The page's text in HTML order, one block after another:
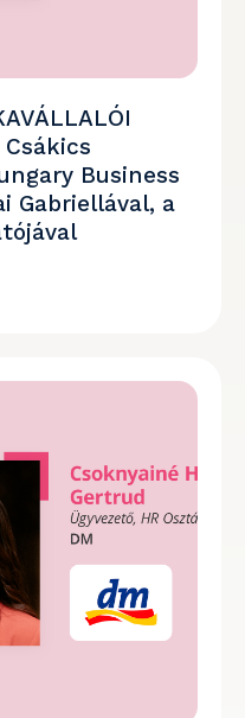
Business
Gabriellával, a